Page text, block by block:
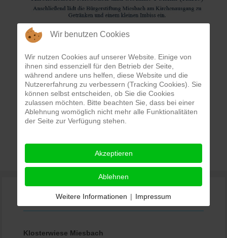
Kontakt
Klosterwiese Miesbach
Wir benutzen Cookies
Wir nutzen Cookies auf unserer Website. Einige von
ihnen sind essenziell für den Betrieb der Seite,
während andere uns helfen, diese Website und die
Nutzererfahrung zu verbessern (Tracking Cookies). Sie
können selbst entscheiden, ob Sie die Cookies
zulassen möchten. Bitte beachten Sie, dass bei einer
Ablehnung womöglich nicht mehr alle Funktionalitäten
der Seite zur Verfügung stehen.
Akzeptieren
Ablehnen
Weitere Informationen | Impressum